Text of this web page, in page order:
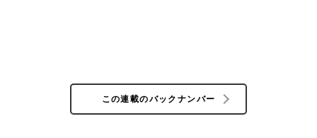
この連載のバックナンバー